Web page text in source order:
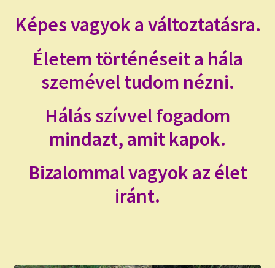
Képes vagyok a változtatásra.
Életem történéseit a hála
szemével tudom nézni.
Hálás szívvel fogadom
mindazt, amit kapok.
Bizalommal vagyok az élet
iránt.